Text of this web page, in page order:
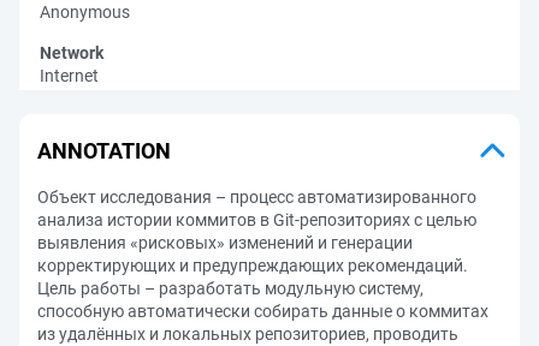
Anonymous
Network
Internet
ANNOTATION
Объект исследования – процесс автоматизированного
анализа истории коммитов в Git-репозиториях с целью
выявления «рисковых» изменений и генерации
корректирующих и предупреждающих рекомендаций.
Цель работы – разработать модульную систему,
способную автоматически собирать данные о коммитах
из удалённых и локальных репозиториев, проводить